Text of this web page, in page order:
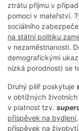
ztrátu příjmu v
pomoci v mateřství.
sociálního
na státní politiku
v nezaměstnanosti.
demografickými
nízká porodnost) se
Druhý pilíř poskytuje
v obtížných životních
v platnost tzv.
příspěvek na bydlení,
příspěvek na živobytí.